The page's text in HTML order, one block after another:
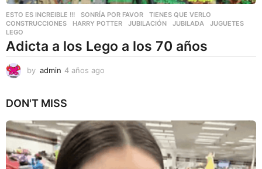
ESTO ES INCREIBLE !!! ,SONRÍA POR FAVOR ,TIENES QUE VERLO
CONSTRUCCIONES
,HARRY POTTER ,JUBILACIÓN ,JUBILADA ,JUGUETES
LEGO
Adicta a los Lego a los 70 años
by admin 4 años ago
a
g
o
DON'T MISS